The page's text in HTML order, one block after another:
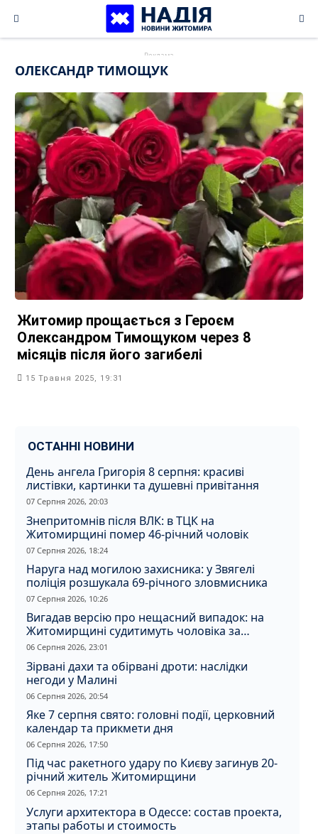
content
ОЛЕКСАНДР ТИМОЩУК
Житомир прощається з Героєм
Олександром Тимощуком через 8
місяців після його загибелі
15 Травня 2025, 19:31
ОСТАННІ НОВИНИ
День ангела Григорія 8 серпня: красиві
листівки, картинки та душевні привітання
07 Серпня 2026, 20:03
Знепритомнів після ВЛК: в ТЦК на
Житомирщині помер 46-річний чоловік
07 Серпня 2026, 18:24
Наруга над могилою захисника: у Звягелі
поліція розшукала 69-річного зловмисника
07 Серпня 2026, 10:26
Вигадав версію про нещасний випадок: на
Житомирщині судитимуть чоловіка за
вбивство співмешканки
06 Серпня 2026, 23:01
Зірвані дахи та обірвані дроти: наслідки
негоди у Малині
06 Серпня 2026, 20:54
Яке 7 серпня свято: головні події, церковний
календар та прикмети дня
06 Серпня 2026, 17:50
Під час ракетного удару по Києву загинув 20-
річний житель Житомирщини
06 Серпня 2026, 17:21
Услуги архитектора в Одессе: состав проекта,
этапы работы и стоимость